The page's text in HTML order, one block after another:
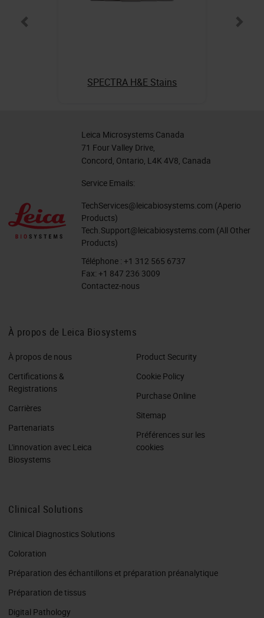
SPECTRA H&E Stains
Leica Microsystems Canada
71 Four Valley Drive,
Concord, Ontario, L4K 4V8, Canada
Service Emails:
TechServices@leicabiosystems.com (Aperio
Products)
Tech.Support@leicabiosystems.com (All Other
Products)
Téléphone : +1 312 565 6737
Fax: +1 847 236 3009
Contactez-nous
À propos de Leica Biosystems
À propos de nous
Certifications &
Registrations
Carrières
Partenariats
L'innovation avec Leica
Biosystems
Product Security
Cookie Policy
Purchase Online
Sitemap
Préférences sur les
cookies
Clinical Solutions
Clinical Diagnostics Solutions
Coloration
Préparation des échantillons et préparation préanalytique
Préparation de tissus
Digital Pathology